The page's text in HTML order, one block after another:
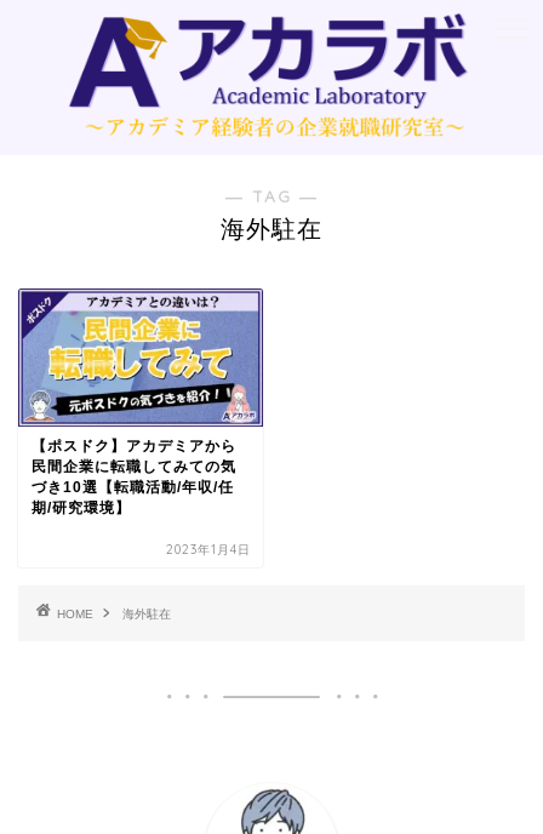
― TAG ―
海外駐在
【ポスドク】アカデミアから
民間企業に転職してみての気
づき10選【転職活動/年収/任
期/研究環境】
2023年1月4日
HOME 海外駐在